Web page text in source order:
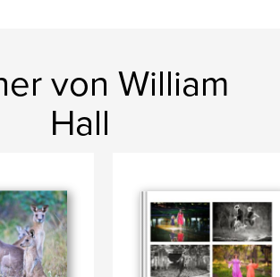
von William
Hall